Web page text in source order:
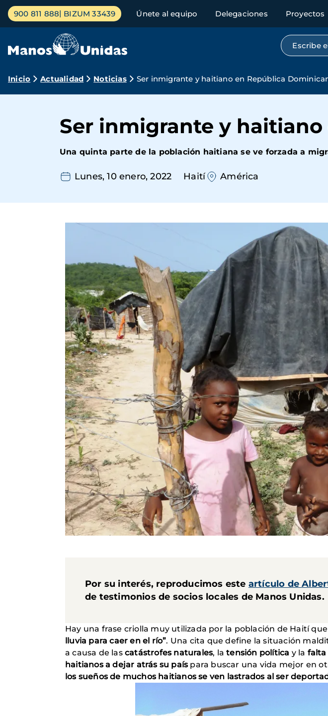
Pasar
contenido
Menú
principal
900 811 888 BIZUM 33439 Únete al equipo Delegaciones Proyectos
Ruta
navegación
Inicio Actualidad Noticias Ser inmigrante y haitiano en República
Ser inmigrante y
Una quinta parte de la población haitiana se ve forzada a
Lunes, 10 enero, 2022 Haití América
Por su interés, reproducimos este artículo de
de testimonios de socios locales de Manos Unidas.
Hay una frase criolla muy utilizada por la población de Haití
lluvia para caer en el río”. Una cita que define la situación
a causa de las catástrofes naturales, latensión política y la falta
haitianos a dejar atrás su paíspara buscar una vida mejor en
los sueños de muchos haitianos se ven lastrados al ser